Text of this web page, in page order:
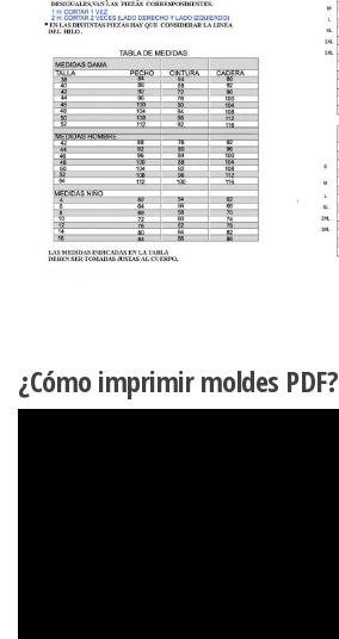
¿Cómo imprimir moldes PDF?